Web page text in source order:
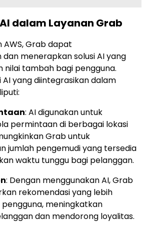
dalam Layanan Grab
AWS, Grab dapat
menerapkan solusi AI yang
nilai tambah bagi pengguna.
yang diintegrasikan dalam
: AI digunakan untuk
permintaan di berbagai lokasi
Grab untuk
jumlah pengemudi yang tersedia
waktu tunggu bagi pelanggan.
: Dengan menggunakan AI, Grab
rekomendasi yang lebih
meningkatkan
dan mendorong loyalitas.